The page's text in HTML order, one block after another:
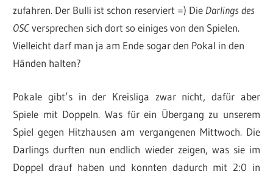
zufahren. Der Bulli ist schon reserviert =) Die Darlings des
OSCversprechen sich dort so einiges von den Spielen.
Vielleicht darf man ja am Ende sogar den Pokal in den
Händen halten?
Pokale gibt’s in der Kreisliga zwar nicht, dafür aber
Spiele mit Doppeln. Was für ein Übergang zu unserem
Spiel gegen Hitzhausen am vergangenen Mittwoch. Die
Darlings durften nun endlich wieder zeigen, was sie im
Doppel drauf haben und konnten dadurch mit 2:0 in